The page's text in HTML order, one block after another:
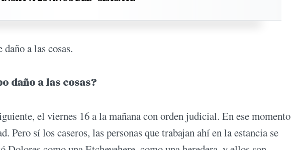
a las cosas.
daño a las cosas?
el viernes 16 a la mañana con orden judicial. En ese momento
Pero sí los caseros, las personas que trabajan ahí en la estancia se